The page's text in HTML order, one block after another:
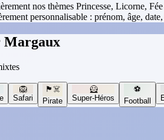
nos thèmes Princesse, Licorne,
personnalisable : prénom, âge,
Margaux
🦁
Safari
🏴‍☠️
Pirate
🦸
Super-Héros
⚽
Football